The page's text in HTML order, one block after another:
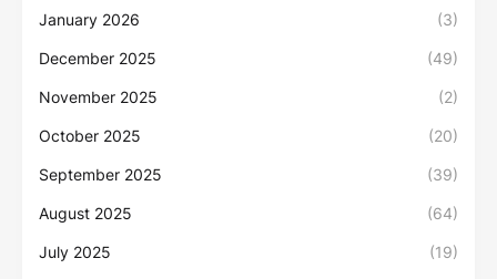
January 2026 (3)
December 2025 (49)
November 2025 (2)
October 2025 (20)
September 2025 (39)
August 2025 (64)
July 2025 (19)